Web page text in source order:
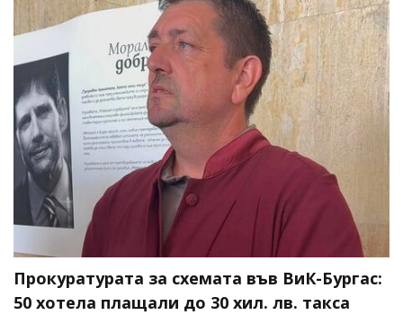
Прокуратурата за схемата във ВиК-Бургас:
50 хотела плащали до 30 хил. лв. такса